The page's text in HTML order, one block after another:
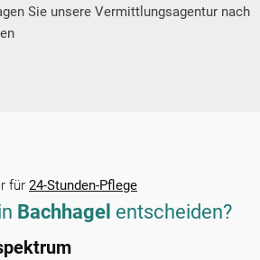
Sie unsere Vermittlungsagentur nach
für 24-Stunden-Pflege
Bachhagel entscheiden?